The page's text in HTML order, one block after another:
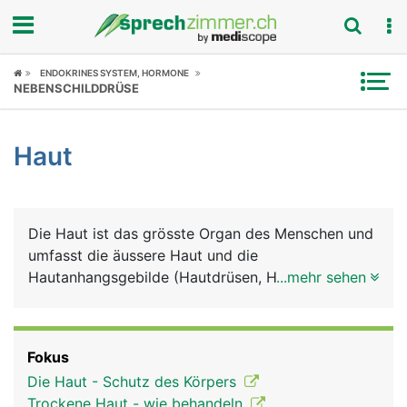
Fokus
Symptome
News
Rubriken
ENDOKRINES SYSTEM, HORMONE
NEBENSCHILDDRÜSE
Haut
Die Haut ist das grösste Organ des Menschen und
umfasst die äussere Haut und die
Hautanhangsgebilde (Hautdrüsen, Haare, Nägel).
Oberhaut (Epidermis), Lederhaut (Dermis) und
Unterhaut (Subkutis). Zu den Hauptaufgaben der
...mehr sehen
Fokus
Die Haut - Schutz des Körpers
Trockene Haut - wie behandeln